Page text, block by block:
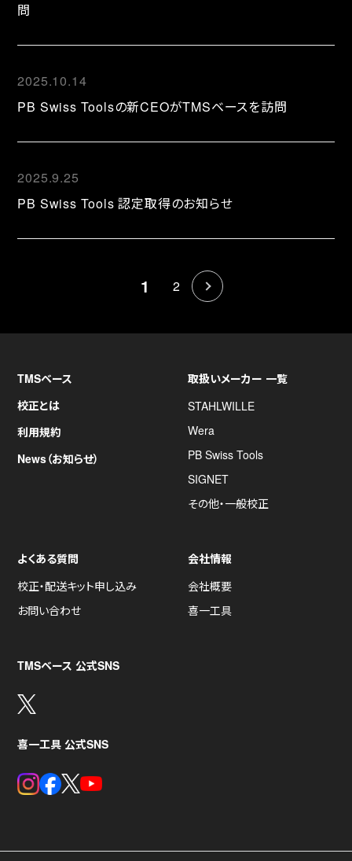
問
2025.10.14
PB Swiss Toolsの新CEOがTMSベースを訪問
2025.9.25
PB Swiss Tools 認定取得のお知らせ
1 2
TMSベース
校正とは
利用規約
News（お知らせ）
取扱いメーカー 一覧
STAHLWILLE
Wera
PB Swiss Tools
SIGNET
その他・一般校正
よくある質問
校正・配送キット申し込み
お問い合わせ
会社情報
会社概要
喜一工具
TMSベース 公式SNS
喜一工具 公式SNS